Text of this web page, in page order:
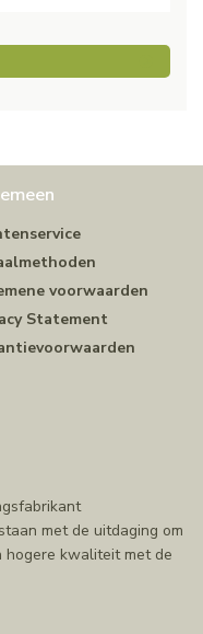
voorwaarden
Statement
met de uitdaging om
hogere kwaliteit met de